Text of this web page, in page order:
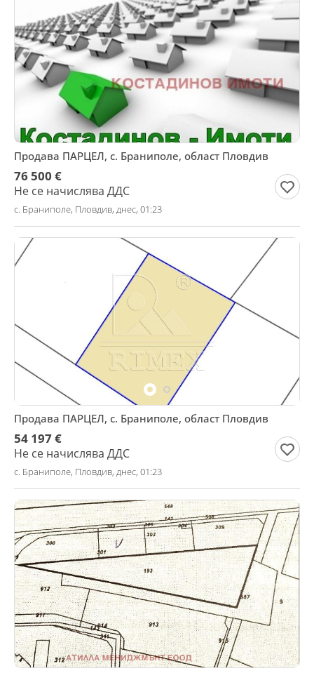
Продава ПАРЦЕЛ, с. Браниполе, област Пловдив
76 500 €
Не се начислява ДДС
с. Браниполе, Пловдив, днес, 01:23
Продава ПАРЦЕЛ, с. Браниполе, област Пловдив
54 197 €
Не се начислява ДДС
с. Браниполе, Пловдив, днес, 01:23